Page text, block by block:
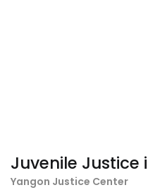
Juvenile Justice
Yangon Justice Center